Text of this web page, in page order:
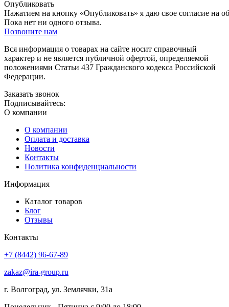
Опубликовать
Нажатием на кнопку «Опубликовать» я даю свое согласие на
Пока нет ни одного отзыва.
Позвоните нам
Вся информация о товарах на сайте носит справочный
характер и не является публичной офертой, определяемой
положениями Статьи 437 Гражданского кодекса Российской
Федерации.
Заказать звонок
Подписывайтесь:
О компании
О компании
Оплата и доставка
Новости
Контакты
Политика конфиденциальности
Информация
Каталог товаров
Блог
Отзывы
Контакты
+7 (8442) 96-67-89
zakaz@ira-group.ru
г. Волгоград, ул. Землячки, 31а